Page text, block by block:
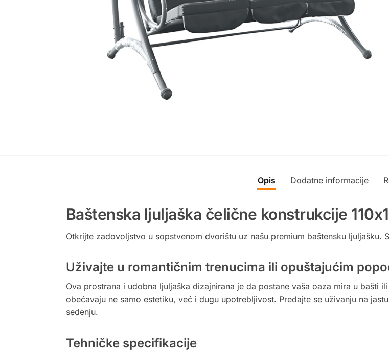
Opis Dodatne informacije
Baštenska ljuljaška čelične konstrukcije
Otkrijte zadovoljstvo u sopstvenom dvorištu uz našu premium baštensku ljuljašku.
Uživajte u romantičnim trenucima ili opuštajućim
Ova prostrana i udobna ljuljaška dizajnirana je da postane vaša oaza mira u bašti
obećavaju ne samo estetiku, već i dugu upotrebljivost. Predajte se uživanju na
sedenju.
Tehničke specifikacije